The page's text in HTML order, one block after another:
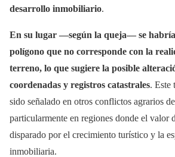
desarrollo inmobiliario.
En su lugar —según la queja— se
polígono que no corresponde con la
terreno, lo que sugiere la posible
coordenadas y registros catastrales. Este
sido señalado en otros conflictos agrarios
particularmente en regiones donde el valor
disparado por el crecimiento turístico y la
inmobiliaria.